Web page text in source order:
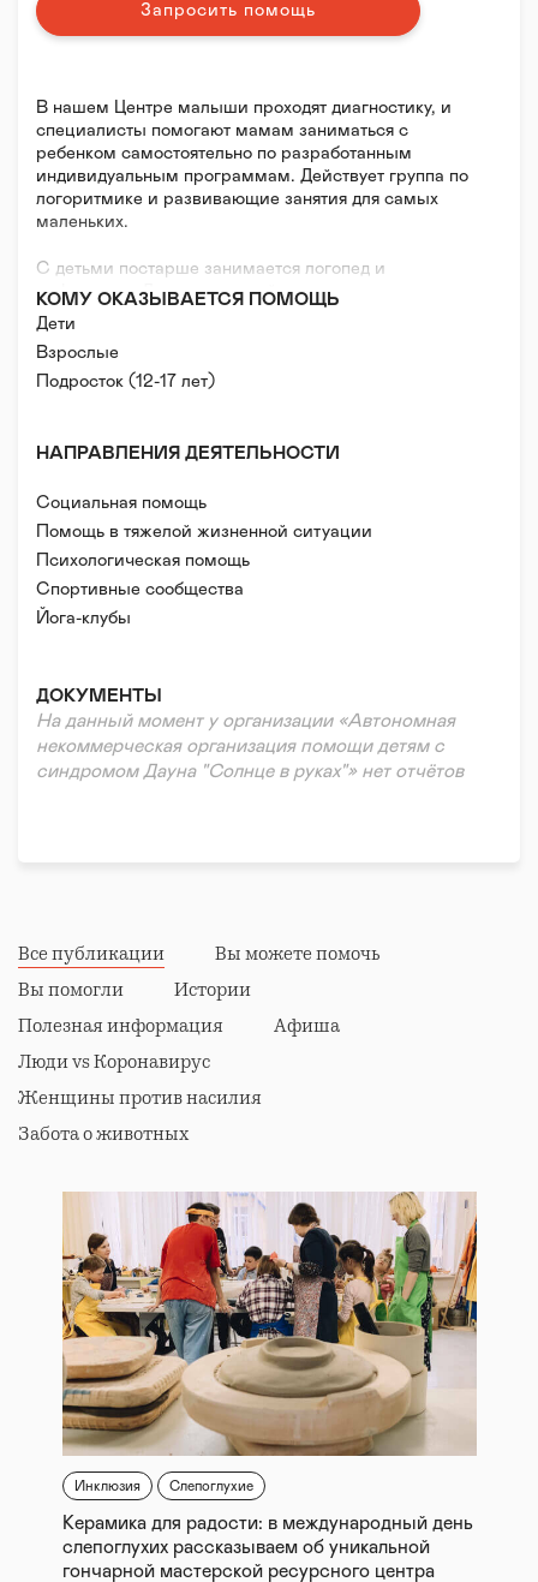
В нашем Центре малыши проходят диагностику, и
специалисты помогают мамам заниматься с
ребенком самостоятельно по разработанным
индивидуальным программам. Действует группа по
логоритмике и развивающие занятия для самых
маленьких.
С детьми постарше занимается логопед и
дефектолог. Дети могут пройти курс
логопедического массажа.
Большое внимание мы уделяем спорту, дети с
родителями посещают занятия по йоге, занимаются
футболом и плаванием. В Центре есть батут,
оборудования для гармоничного развития детей.
КОМУ ОКАЗЫВАЕТСЯ ПОМОЩЬ
Дети
Взрослые
Подросток (12-17 лет)
НАПРАВЛЕНИЯ ДЕЯТЕЛЬНОСТИ
Социальная помощь
Помощь в тяжелой жизненной ситуации
Психологическая помощь
Правовая поддержка
Реабилитация и адаптация
Спортивные сообщества
Йога-клубы
ДОКУМЕНТЫ
На данный момент у организации «Автономная
некоммерческая организация помощи детям с
синдромом Дауна "Солнце в руках"» нет отчётов
Запросить помощь
Все публикации
Вы можете помочь
Вы помогли
Истории
Полезная информация
Афиша
Люди vs Коронавирус
Женщины против насилия
Забота о животных
Инклюзия Слепоглухие
Керамика для радости: в международный день
слепоглухих рассказываем об уникальной
гончарной мастерской ресурсного центра